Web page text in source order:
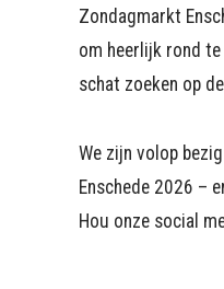
Zondagmarkt
om heerlijk rond
schat zoeken op
We zijn volop
Enschede 2026 –
Hou onze social